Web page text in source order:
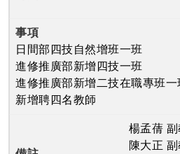
日間部四技自然增班一班
進修推廣部新增四技一班
進修推廣部新增二技在職專班一
新增聘四名教師
楊孟蒨 副
陳大正